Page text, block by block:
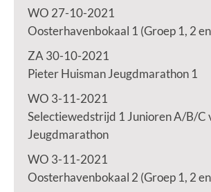
WO 27-10-2021
Oosterhavenbokaal 1 (Groep 1, 2
ZA 30-10-2021
Pieter Huisman Jeugdmarathon 1
WO 3-11-2021
Selectiewedstrijd 1 Junioren A/B/C
Jeugdmarathon
WO 3-11-2021
Oosterhavenbokaal 2 (Groep 1, 2